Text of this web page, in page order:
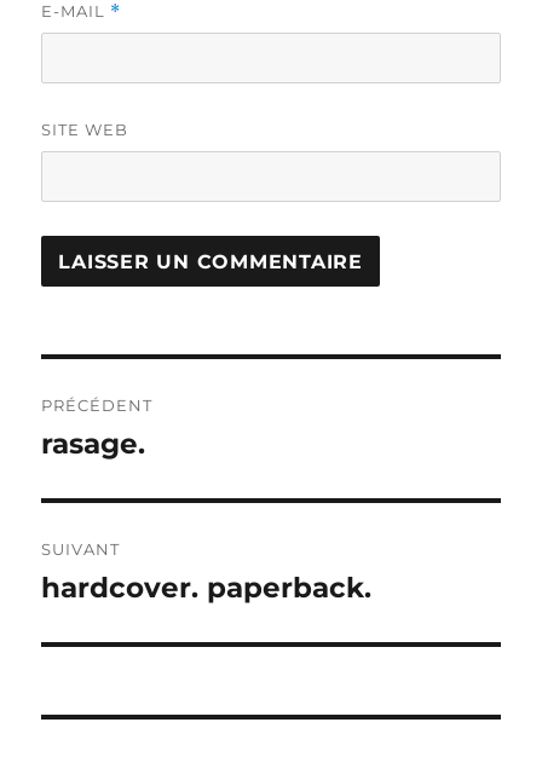
E-MAIL *
SITE WEB
de
PRÉCÉDENT
Publication
rasage.
SUIVANT
Publication
hardcover. paperback.